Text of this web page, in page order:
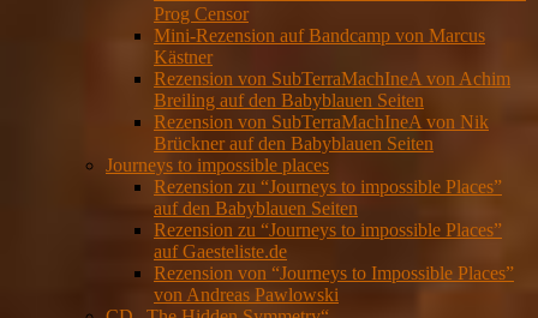
Prog Censor
Mini-Rezension auf Bandcamp von Marcus
Kästner
Rezension von SubTerraMachIneA von Achim
Breiling auf den Babyblauen Seiten
Rezension von SubTerraMachIneA von Nik
Brückner auf den Babyblauen Seiten
Journeys to impossible places
Rezension zu “Journeys to impossible Places”
auf den Babyblauen Seiten
Rezension zu “Journeys to impossible Places”
auf Gaesteliste.de
Rezension von “Journeys to Impossible Places”
von Andreas Pawlowski